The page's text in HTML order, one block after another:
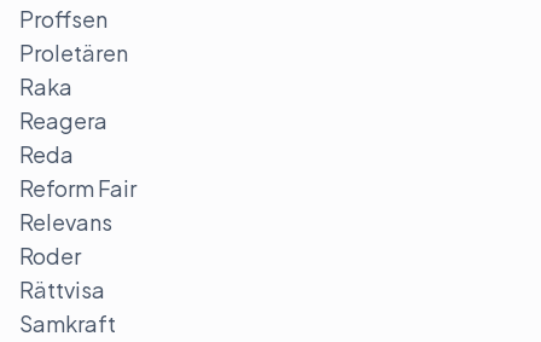
Proffsen
Proletären
Raka
Reagera
Reda
Reform Fair
Relevans
Roder
Rättvisa
Samkraft